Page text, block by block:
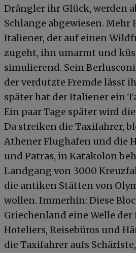
Drängler ihr Glück, werden
Schlange abgewiesen. Mehr
Italiener, der auf einen
zugeht, ihn umarmt und
simulierend. Sein
der verdutzte Fremde lässt
später hat der Italiener ein
Ein paar Tage später wird
Da streiken die Taxifahrer,
Athener Flughafen und die
und Patras, in Katakolon
Landgang von 3000
die antiken Stätten von
wollen. Immerhin: Diese
Griechenland eine Welle der
Hoteliers, Reisebüros und
die Taxifahrer aufs